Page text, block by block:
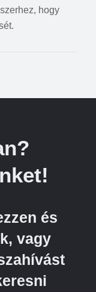
hogy
és
vagy